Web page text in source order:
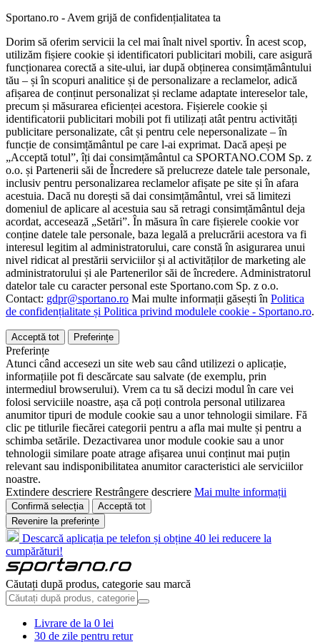
Sportano.ro - Avem grijă de confidențialitatea ta
Dorim să oferim servicii la cel mai înalt nivel sportiv. În acest scop,
utilizăm fișiere cookie și identificatori publicitari mobili, care asigură
funcționarea corectă a site-ului, iar după obținerea consimțământului
tău – și în scopuri analitice și de personalizare a reclamelor, adică
afișarea de conținut personalizat și reclame adaptate intereselor tale,
precum și măsurarea eficienței acestora. Fișierele cookie și
identificatorii publicitari mobili pot fi utilizați atât pentru activități
publicitare personalizate, cât și pentru cele nepersonalizate – în
funcție de consimțământul pe care l-ai exprimat. Dacă apeși pe
„Acceptă totul”, îți dai consimțământul ca SPORTANO.COM Sp. z
o.o. și Partenerii săi de Încredere să prelucreze datele tale personale,
inclusiv pentru personalizarea reclamelor afișate pe site și în afara
acestuia. Dacă nu dorești să dai consimțământul, vrei să limitezi
domeniul de aplicare al acestuia sau să retragi consimțământul deja
acordat, accesează „Setări”. În măsura în care fișierele cookie vor
conține datele tale personale, baza legală a prelucrării acestora va fi
interesul legitim al administratorului, care constă în asigurarea unui
nivel ridicat al prestării serviciilor și al activităților de marketing ale
administratorului și ale Partenerilor săi de încredere. Administratorul
datelor tale cu caracter personal este Sportano.com Sp. z o.o.
Contact: gdpr@sportano.ro Mai multe informații găsești în Politica
de confidențialitate și Politica privind modulele cookie - Sportano.ro.
Acceptă tot Preferințe
Preferințe
Atunci când accesezi un site web sau când utilizezi o aplicație,
informațiile pot fi descărcate sau salvate (de exemplu, prin
intermediul browserului). Vrem ca tu să decizi modul în care vei
folosi serviciile noastre, așa că poți controla personal utilizarea
anumitor tipuri de module cookie sau a unor tehnologii similare. Fă
clic pe titlurile fiecărei categorii pentru a afla mai multe și pentru a
schimba setările. Dezactivarea unor module cookie sau a unor
tehnologii similare poate atrage afișarea unui conținut mai puțin
relevant sau indisponibilitatea anumitor caracteristici ale serviciilor
noastre.
Extindere descriere Restrângere descriere Mai multe informații
Confirmă selecția
Acceptă tot
Revenire la preferințe
Descarcă aplicația pe telefon și obține 40 lei reducere la
cumpărături!
Căutați după produs, categorie sau marcă
Livrare de la 0 lei
30 de zile pentru retur